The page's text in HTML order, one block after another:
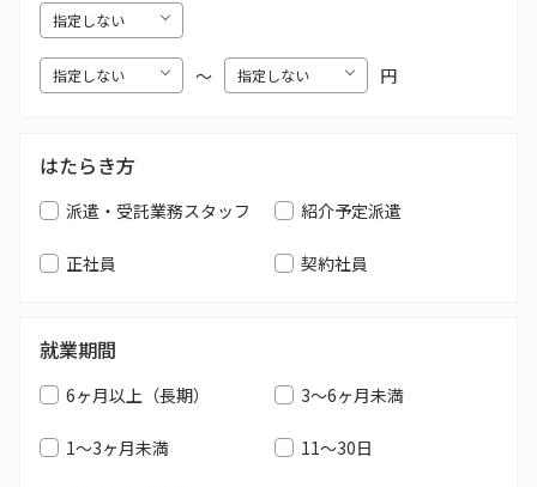
〜 円
はたらき方
派遣・受託業務スタッフ 紹介予定派遣
正社員 契約社員
就業期間
6ヶ月以上（長期） 3～6ヶ月未満
1～3ヶ月未満 11～30日